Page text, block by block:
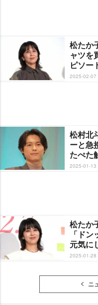
松たか
ャツを
ピソー
2025-02-07
松村北
ーと急
たぺた
2025-01-13
松たか
「ド
元気に
2025-01-28
ニ